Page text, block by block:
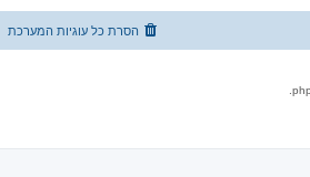
הסרת כל עוגיות המערכת